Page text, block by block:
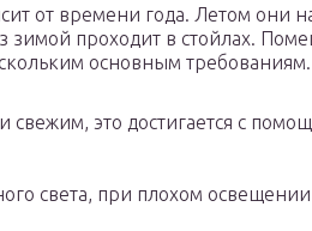
от времени года. Летом они
зимой проходит в стойлах.
основным требованиям.
свежим, это достигается с
света, при плохом освещении